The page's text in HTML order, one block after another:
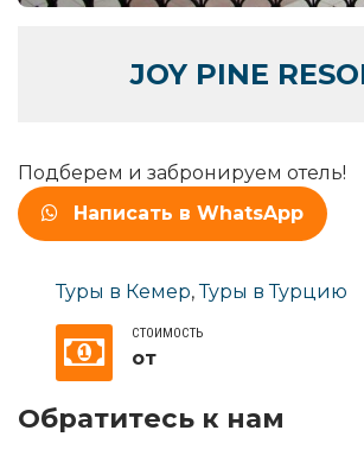
JOY PINE
Подберем и забронируем отель!
Написать в WhatsApp
Туры в Кемер,Туры в Турцию
СТОИМОСТЬ
от
Обратитесь к нам